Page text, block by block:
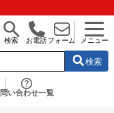
検索 お電話フォーム メニュー
検索
問い合わせ一覧